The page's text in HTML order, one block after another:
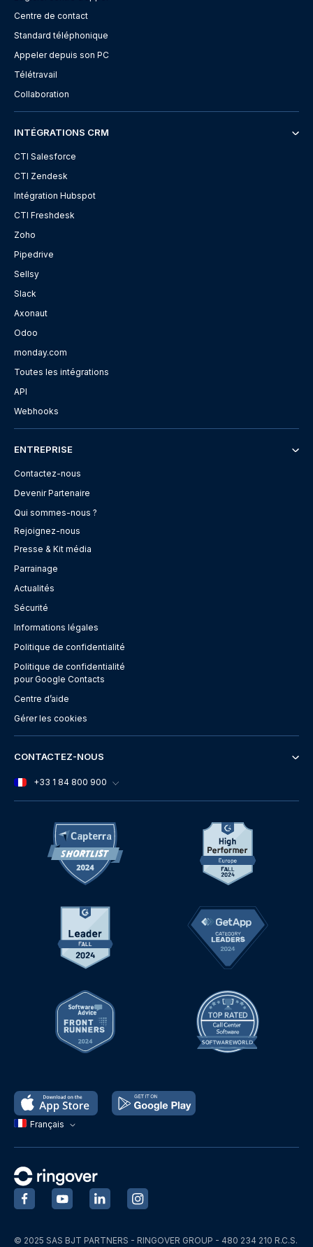
Français
Centre de contact
Standard téléphonique
Appeler depuis son PC
Télétravail
Collaboration
INTÉGRATIONS CRM
CTI Salesforce
CTI Zendesk
Intégration Hubspot
CTI Freshdesk
Zoho
Pipedrive
Sellsy
Slack
Axonaut
Odoo
monday.com
Toutes les intégrations
API
Webhooks
ENTREPRISE
Contactez-nous
Devenir Partenaire
Qui sommes-nous ?
Rejoignez-nous
Presse & Kit média
Parrainage
Actualités
Sécurité
Informations légales
Politique de confidentialité
Politique de confidentialité
pour Google Contacts
Centre d’aide
Gérer les cookies
CONTACTEZ-NOUS
+33 1 84 800 900
© 2025 SAS BJT PARTNERS - RINGOVER GROUP - 480 234 210 R.C.S.